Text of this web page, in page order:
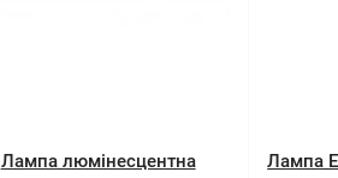
Лампа люмінесцентна
Лампа